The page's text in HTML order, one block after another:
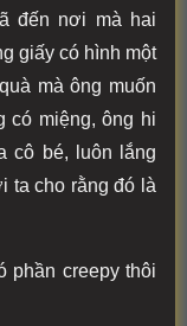
đến nơi mà hai
giấy có hình một
mà ông muốn
có miệng, ông hi
cô bé, luôn lắng
ta cho rằng đó là
phần creepy thôi